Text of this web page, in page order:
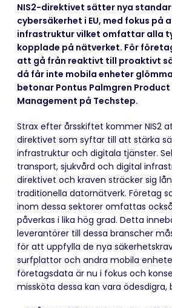
NIS2-direktivet sätter nya
cybersäkerhet i EU, med fokus på
infrastruktur vilket omfattar alla
kopplade på nätverket. För
att gå från reaktivt till proaktivt
då får inte mobila enheter
betonar Pontus Palmgren Product
Management på Techstep.
Strax efter årsskiftet kommer NIS2
direktivet som syftar till att stärka
infrastruktur och digitala tjänster.
transport, sjukvård och digital
direktivet och kraven sträcker sig
traditionella datornätverk. Företag
inom dessa sektorer omfattas också
påverkas i lika hög grad. Detta
leverantörer till dessa branscher
för att uppfylla de nya
surfplattor och andra mobila
företagsdata är nu i fokus och
missköta dessa kan vara ödesdigra,